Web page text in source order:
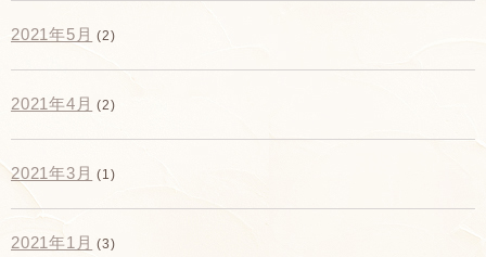
2021年5月 (2)
2021年4月 (2)
2021年3月 (1)
2021年1月 (3)